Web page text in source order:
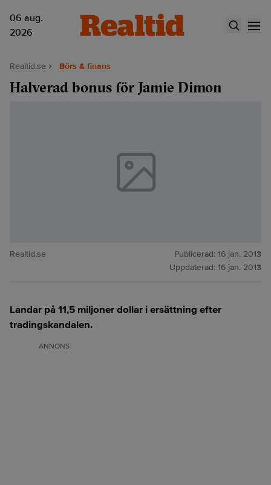
06 aug.
2026
Realtid.se Börs & finans
Halverad bonus för Jamie Dimon
Realtid.se Publicerad: 16 jan. 2013
Uppdaterad: 16 jan. 2013
Landar på 11,5 miljoner dollar i ersättning efter
tradingskandalen.
ANNONS